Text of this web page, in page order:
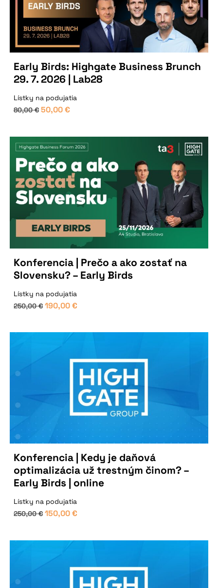
Early Birds: Highgate Business Brunch
29. 7. 2026 | Lab28
Lístky na podujatia
80,00€ 50,00€
Konferencia | Prečo a ako zostať na
Slovensku? – Early Birds
Lístky na podujatia
250,00€ 190,00€
Konferencia | Kedy je daňová
optimalizácia už trestným činom? –
Early Birds | online
Lístky na podujatia
250,00€ 150,00€